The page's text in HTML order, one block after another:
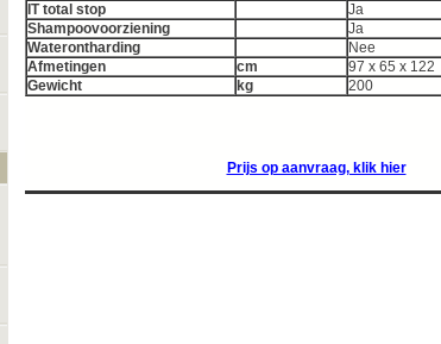
IT total stop
Ja
Shampoovoorziening
Ja
Waterontharding
Nee
Afmetingen
cm
97 x 65 x 122
Gewicht
kg 200
Prijs op aanvraag, klik hier